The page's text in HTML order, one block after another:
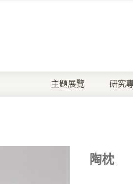
主題展覽 研究
陶枕